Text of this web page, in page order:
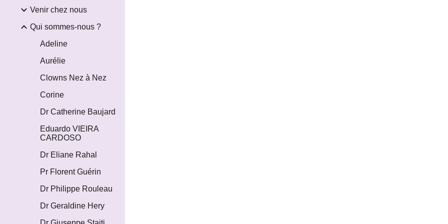
Venir chez nous
Qui sommes-nous ?
Adeline
Aurélie
Clowns Nez à Nez
Corine
Dr Catherine Baujard
Eduardo VIEIRA
CARDOSO
Dr Eliane Rahal
Pr Florent Guérin
Dr Philippe Rouleau
Dr Geraldine Hery